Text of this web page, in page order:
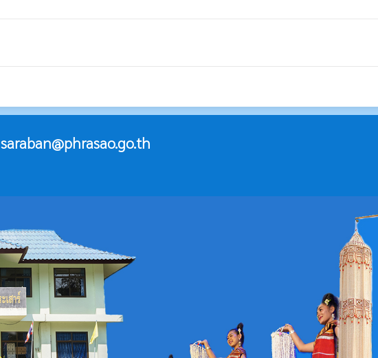
saraban@phrasao.go.th